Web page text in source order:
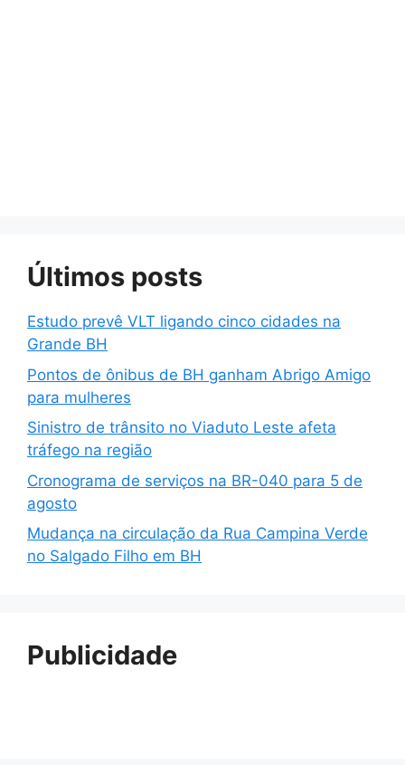
Últimos posts
Estudo prevê VLT ligando cinco cidades na
Grande BH
Pontos de ônibus de BH ganham Abrigo Amigo
para mulheres
Sinistro de trânsito no Viaduto Leste afeta
tráfego na região
Cronograma de serviços na BR-040 para 5 de
agosto
Mudança na circulação da Rua Campina Verde
no Salgado Filho em BH
Publicidade